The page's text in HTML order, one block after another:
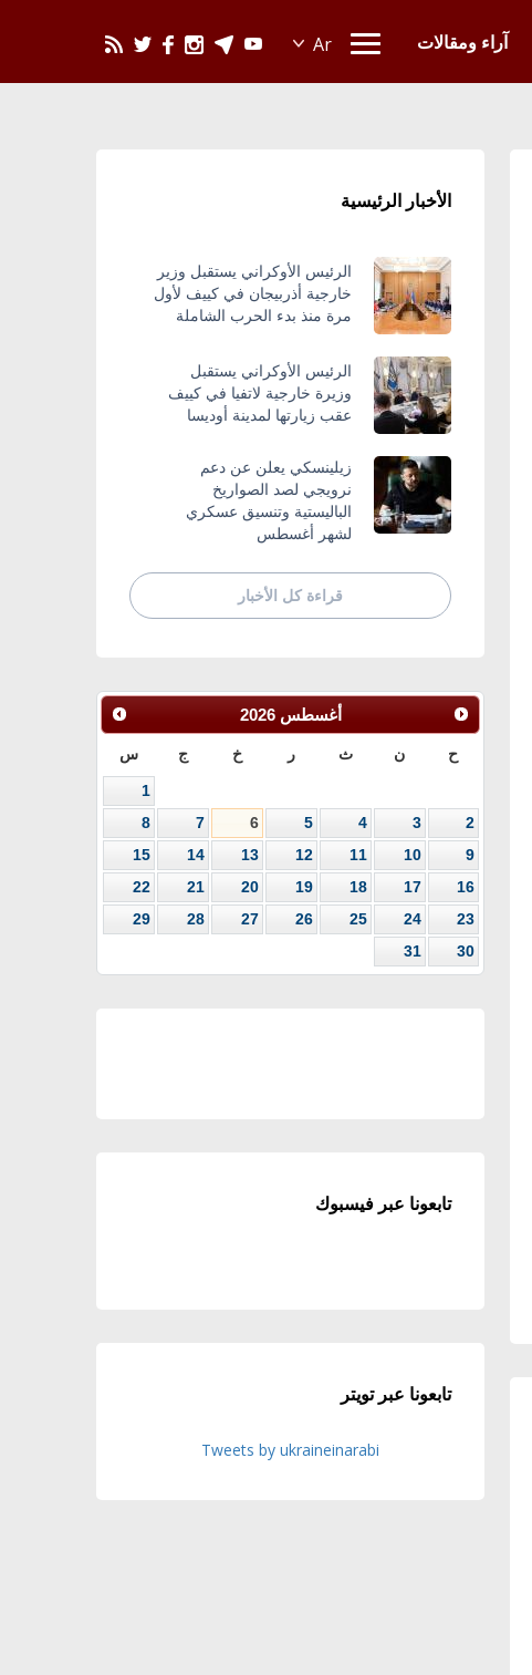
آراء ومقالات
الأخبار الرئيسية
الرئيس الأوكراني يستقبل وزير
خارجية أذربيجان في كييف لأول
مرة منذ بدء الحرب الشاملة
الرئيس الأوكراني يستقبل
وزيرة خارجية لاتفيا في كييف
عقب زيارتها لمدينة أوديسا
زيلينسكي يعلن عن دعم
نرويجي لصد الصواريخ
الباليستية وتنسيق عسكري
لشهر أغسطس
قراءة كل الأخبار
أغسطس 2026
ح ن ث ر خ ج س
1
2
3
4
5
6
7
8
9
10
11
12
13
14
15
16
17
18
19
20
21
22
23
24
25
26
27
28
29
30
31
تابعونا عبر فيسبوك
تابعونا عبر تويتر
Tweets by ukraineinarabi